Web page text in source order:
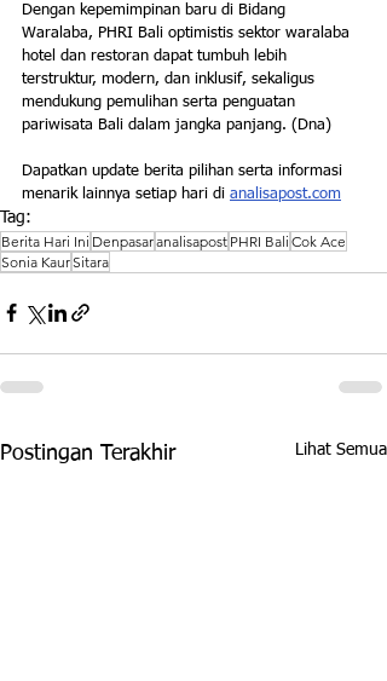
Dengan kepemimpinan baru di Bidang
Waralaba, PHRI Bali optimistis sektor waralaba
hotel dan restoran dapat tumbuh lebih
terstruktur, modern, dan inklusif, sekaligus
mendukung pemulihan serta penguatan
pariwisata Bali dalam jangka panjang. (Dna)
Dapatkan update berita pilihan serta informasi
menarik lainnya setiap hari di analisapost.com
Tag:
Berita Hari Ini Denpasaranalisapost PHRI Bali Cok Ace
Sonia KaurSitara
Postingan Terakhir Lihat Semua